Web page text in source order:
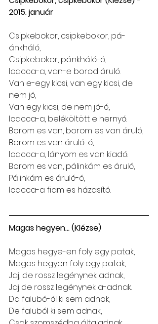
2015. január
Csipkebokor, csipkebokor, pá-
ánkháló,
Csipkebokor, pánkháló-ó,
Icacca-a, van-e borod áruló.
Van e-egy kicsi, van egy kicsi, de
nem jó,
Van egy kicsi, de nem jó-ó,
Icacca-a, beléköltött e hernyó.
Borom es van, borom es van áruló,
Borom es van áruló-ó,
Icacca-a, lányom es van kiadó.
Borom es van, pálinkám es áruló,
Pálinkám es áruló-ó,
Icacca-a fiam es házasító.
Magas hegyen... (Klézse)
Magas hegye-en foly egy patak,
Magas hegyen foly egy patak,
Jaj, de rossz legénynek adnak,
Jaj de rossz legénynek a-adnak.
Da falubó-ól ki sem adnak,
De faluból ki sem adnak,